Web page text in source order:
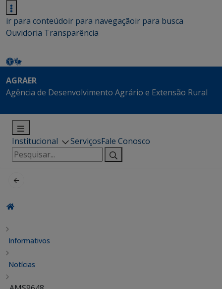
ir para conteúdoir para navegaçãoir para busca
Ouvidoria Transparência
AGRAER
Agência de Desenvolvimento Agrário e Extensão Rural
Institucional ServiçosFale Conosco
Pesquisar
por:
Informativos
Notícias